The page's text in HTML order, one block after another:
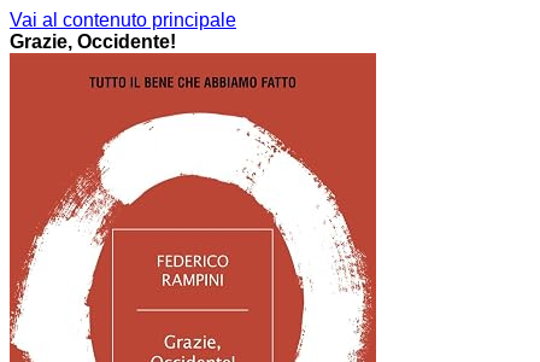
Vai al contenuto principale
Grazie, Occidente!